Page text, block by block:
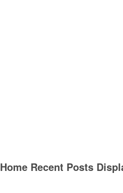
Home Recent Posts